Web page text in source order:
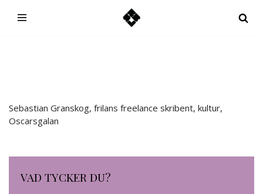
Sebastian Granskog, frilans freelance skribent, kultur,
Oscarsgalan
VAD TYCKER DU?